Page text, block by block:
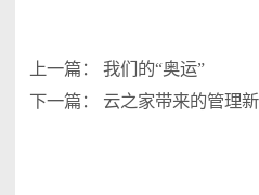
上一篇：我们的“奥运”
下一篇： 云之家带来的管理